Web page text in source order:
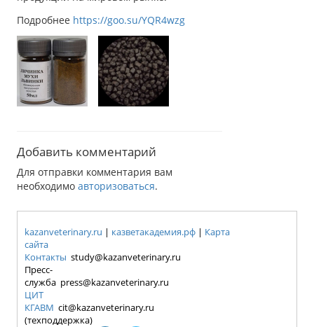
Подробнее https://goo.su/YQR4wzg
Добавить комментарий
Для отправки комментария вам
необходимо авторизоваться.
kazanveterinary.ru | казветакадемия.рф | Карта
сайта
Контакты study@kazanveterinary.ru
Пресс-
служба press@kazanveterinary.ru
ЦИТ
КГАВМ cit@kazanveterinary.ru
(техподдержка)